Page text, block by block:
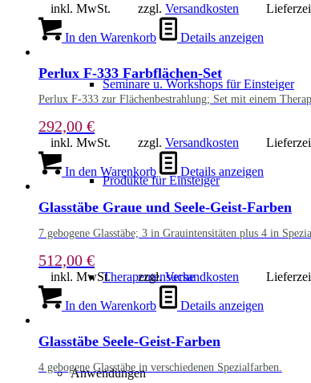
Seminare u. Workshops für Einsteiger
Produkte für Einsteiger
Therapeutensuche
Anwendungen
inkl. MwSt. zzgl. Versandkosten
In den Warenkorb Details anzeigen
Perlux F-333 Farbflächen-Set
Perlux F-333 zur Flächenbestrahlung; Set mit einem
292,00 €
inkl. MwSt. zzgl. Versandkosten
In den Warenkorb Details anzeigen
Glasstäbe Graue und Seele-Geist-Farben
7 gebogene Glasstäbe; 3 in Grauintensitäten plus 4 in
512,00 €
inkl. MwSt. zzgl.Versandkosten
In den Warenkorb Details anzeigen
Glasstäbe Seele-Geist-Farben
4 gebogene Glasstäbe in verschiedenen Spezialfarben.